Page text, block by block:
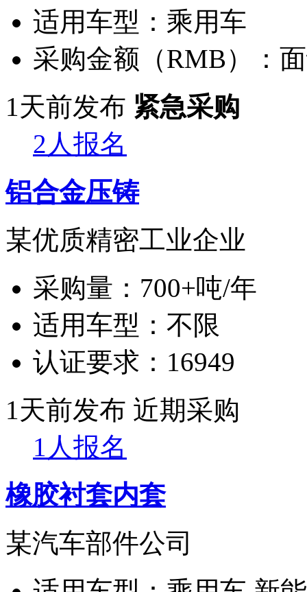
适用车型： 乘用车
采购金额（RMB）：
1天前发布 紧急采购
2人报名
铝合金压铸
某优质精密工业企业
采购量： 700+吨/年
适用车型： 不限
认证要求： 16949
1天前发布 近期采购
1人报名
橡胶衬套内套
某汽车部件公司